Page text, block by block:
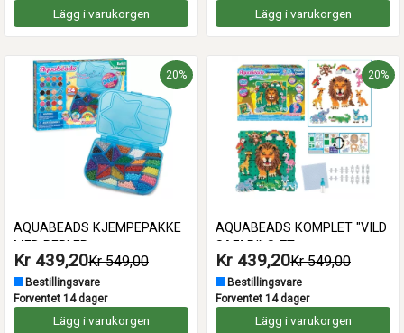
Lägg i varukorgen Lägg i varukorgen
20%
AQUABEADS KJEMPEPAKKE
MED PERLER
Kr 439,20Kr 549,00
Bestillingsvare
Forventet 14 dager
Lägg i varukorgen
20%
AQUABEADS KOMPLET "VILD
SAFARI" SÆT
Kr 439,20Kr 549,00
Bestillingsvare
Forventet 14 dager
Lägg i varukorgen